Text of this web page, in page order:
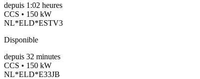
depuis 1:02 heures
CCS • 150 kW
NL*ELD*ESTV3
Disponible
depuis 32 minutes
CCS • 150 kW
NL*ELD*E33JB